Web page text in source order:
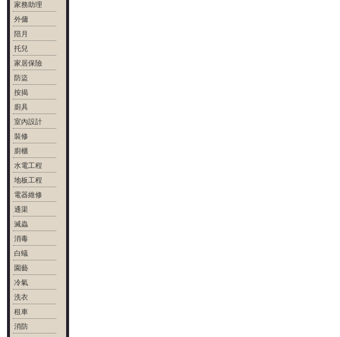
家務助理
外傭
陪月
托兒
家居保險
防盜
按揭
廚具
室內設計
裝修
廚櫃
水電工程
地板工程
電器維修
通渠
滅蟲
消毒
白蟻
園藝
冷氣
洗衣
租車
消防